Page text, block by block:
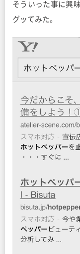
そういった事に興
グッてみた。